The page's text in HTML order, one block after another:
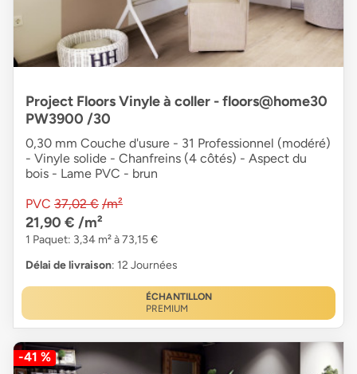
Project Floors Vinyle à coller - floors@home30
PW3900 /30
0,30 mm Couche d'usure - 31 Professionnel (modéré)
- Vinyle solide - Chanfreins (4 côtés) - Aspect du
bois - Lame PVC - brun
PVC 37,02 € /m²
21,90 € /m²
1 Paquet: 3,34 m² à 73,15 €
Délai de livraison: 12 Journées
ÉCHANTILLON
PREMIUM
-41 %